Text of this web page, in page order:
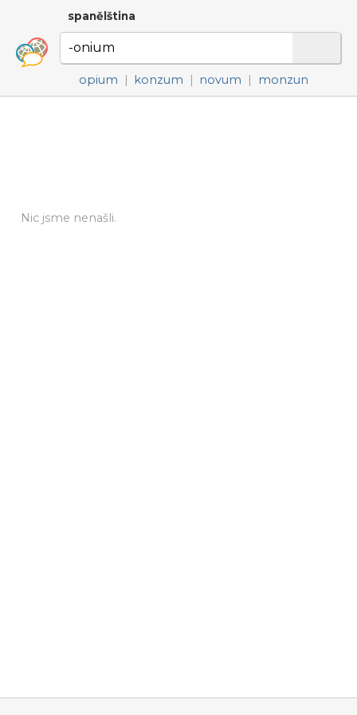
spanělština
opium | konzum | novum | monzun
Nic jsme nenašli.